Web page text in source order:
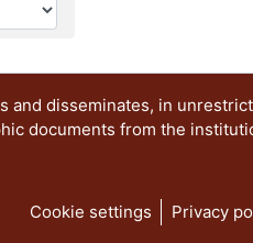
and disseminates, in
documents from the
Cookie settings Privacy